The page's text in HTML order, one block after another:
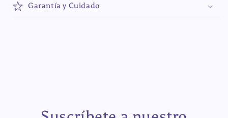
Garantía y Cuidado